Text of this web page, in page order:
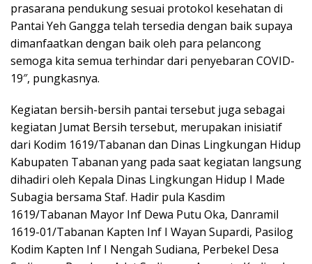
prasarana pendukung sesuai protokol kesehatan di
Pantai Yeh Gangga telah tersedia dengan baik supaya
dimanfaatkan dengan baik oleh para pelancong
semoga kita semua terhindar dari penyebaran COVID-
19″, pungkasnya.
Kegiatan bersih-bersih pantai tersebut juga sebagai
kegiatan Jumat Bersih tersebut, merupakan inisiatif
dari Kodim 1619/Tabanan dan Dinas Lingkungan Hidup
Kabupaten Tabanan yang pada saat kegiatan langsung
dihadiri oleh Kepala Dinas Lingkungan Hidup I Made
Subagia bersama Staf. Hadir pula Kasdim
1619/Tabanan Mayor Inf Dewa Putu Oka, Danramil
1619-01/Tabanan Kapten Inf I Wayan Supardi, Pasilog
Kodim Kapten Inf I Nengah Sudiana, Perbekel Desa